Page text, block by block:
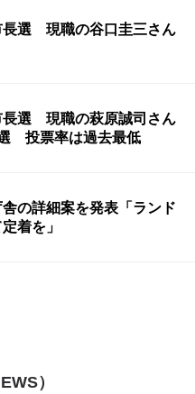
長選 現職の谷口圭三さん
長選 現職の萩原誠司さん
投票率は過去最低
の詳細案を発表「ランド
着を」
）